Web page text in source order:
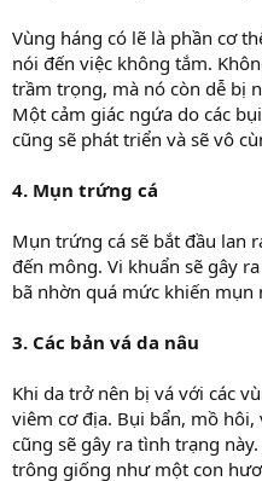
Vùng háng có lẽ là phần cơ
nói đến việc không tắm.
trầm trọng, mà nó còn dễ bị
Một cảm giác ngứa do các
cũng sẽ phát triển và sẽ vô
4. Mụn trứng cá
Mụn trứng cá sẽ bắt đầu lan
đến mông. Vi khuẩn sẽ gây
bã nhờn quá mức khiến mụn
3. Các bản vá da nâu
Khi da trở nên bị vá với các
viêm cơ địa. Bụi bẩn, mồ
cũng sẽ gây ra tình trạng
trông giống như một con